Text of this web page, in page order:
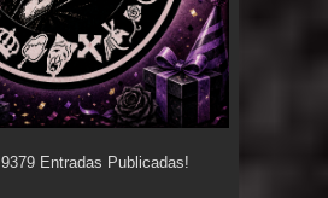
9379Entradas Publicadas!